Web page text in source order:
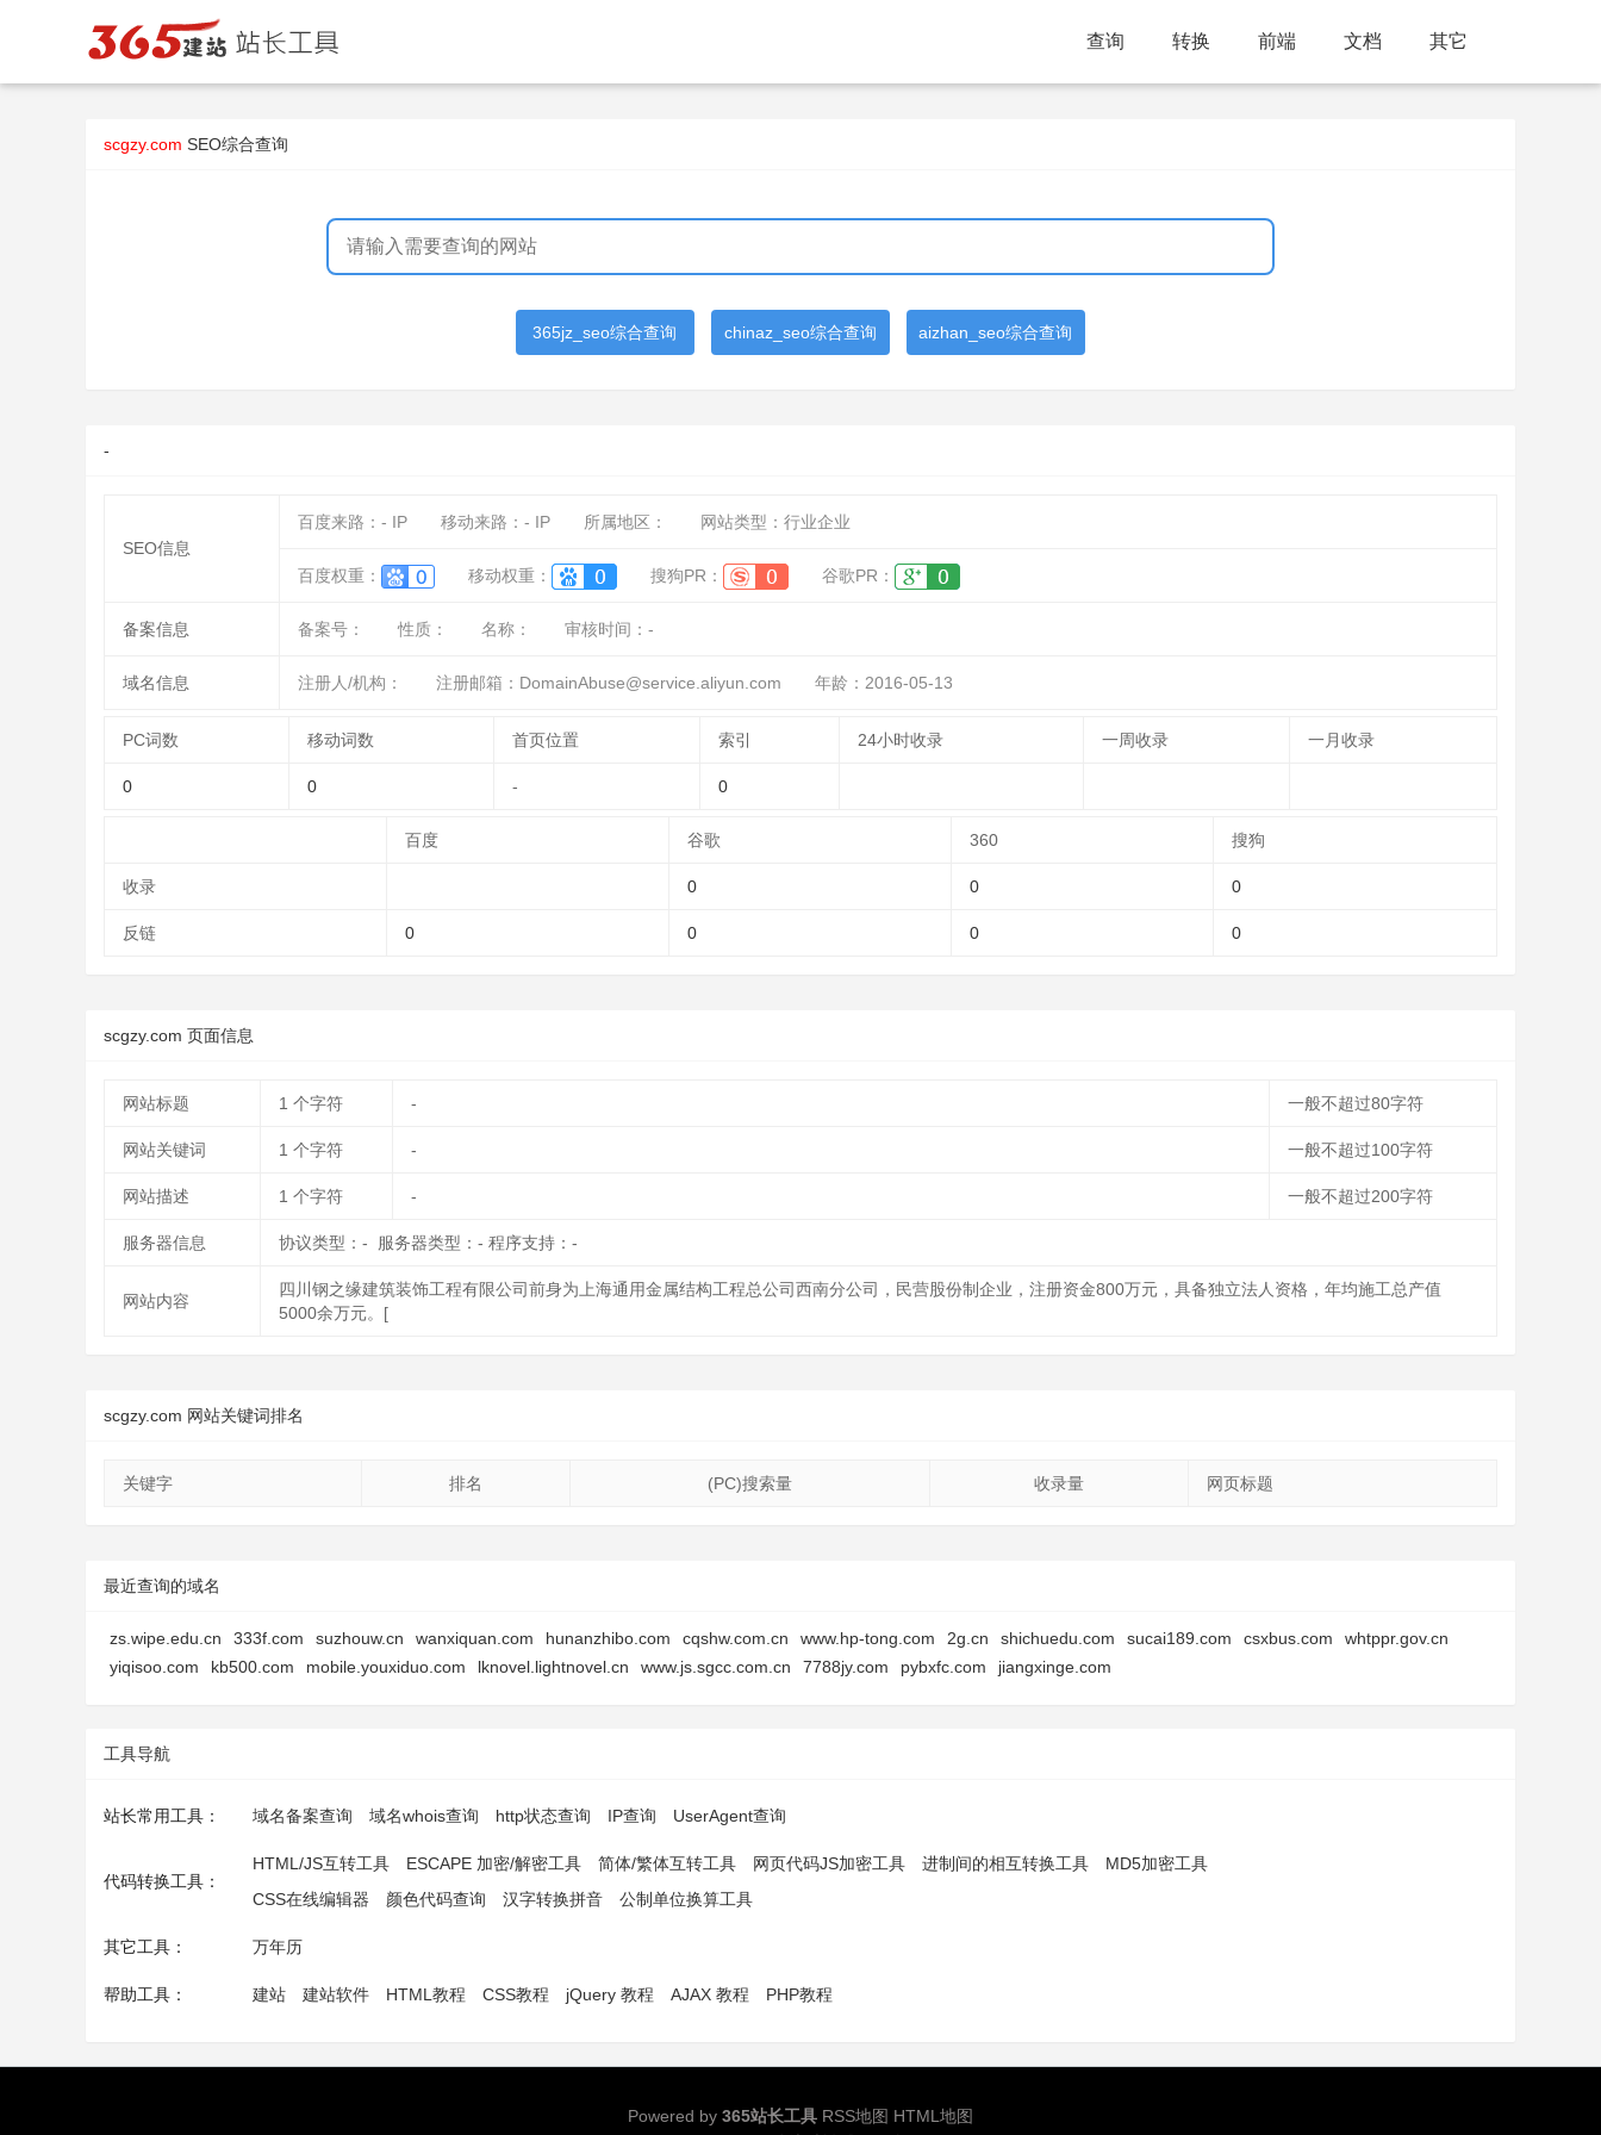
查询 转换 前端 文档 其它
scgzy.com SEO综合查询
365jz_seo综合查询 chinaz_seo综合查询 aizhan_seo综合查询
-
SEO信息
百度来路： - IP 移动来路： - IP 所属地区： 网站类型：行业企业
百度权重： 移动权重： 搜狗PR： 谷歌PR：
备案信息 备案号： 性质： 名称： 审核时间： -
域名信息 注册人/机构： 注册邮箱：DomainAbuse@service.aliyun.com 年龄：2016-05-13
PC词数 移动词数 首页位置 索引 24小时收录 一周收录 一月收录
0 0 - 0
百度 谷歌 360 搜狗
收录 0 0 0
反链 0 0 0 0
scgzy.com 页面信息
网站标题 1 个字符 - 一般不超过80字符
网站关键词 1 个字符 - 一般不超过100字符
网站描述 1 个字符 - 一般不超过200字符
服务器信息 协议类型：- 服务器类型：- 程序支持：-
网站内容
四川钢之缘建筑装饰工程有限公司前身为上海通用金属结构工程总公司西南分公司，民营股份制企业，注册资金800万元，具备独立法人资格，年均施工总产值
5000余万元。[
scgzy.com 网站关键词排名
关键字 排名 (PC)搜索量 收录量 网页标题
最近查询的域名
zs.wipe.edu.cn 333f.com suzhouw.cn wanxiquan.com hunanzhibo.com cqshw.com.cn www.hp-tong.com 2g.cn shichuedu.com sucai189.com csxbus.com
whtppr.gov.cn
yiqisoo.com
kb500.com mobile.youxiduo.com lknovel.lightnovel.cn www.js.sgcc.com.cn 7788jy.com pybxfc.com jiangxinge.com
工具导航
站长常用工具： 域名备案查询 域名whois查询 http状态查询 IP查询 UserAgent查询
代码转换工具：
HTML/JS互转工具 ESCAPE 加密/解密工具 简体/繁体互转工具 网页代码JS加密工具 进制间的相互转换工具
MD5加密工具
CSS在线编辑器
颜色代码查询 汉字转换拼音 公制单位换算工具
其它工具： 万年历
帮助工具： 建站 建站软件 HTML教程 CSS教程 jQuery 教程 AJAX 教程 PHP教程
Powered by 365站长工具 RSS地图 HTML地图